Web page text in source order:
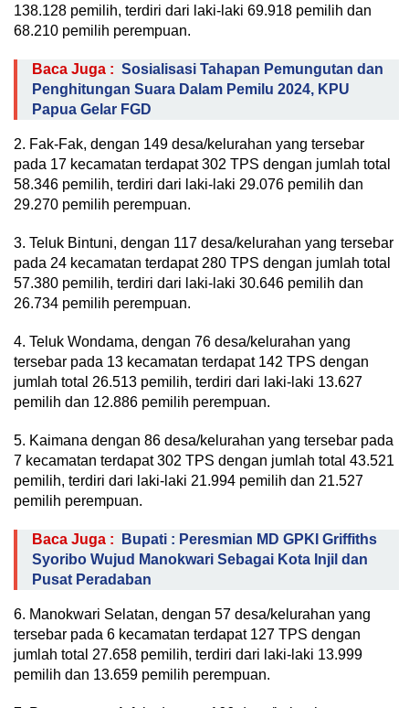
138.128 pemilih, terdiri dari laki-laki 69.918 pemilih dan
68.210 pemilih perempuan.
Baca Juga : Sosialisasi Tahapan Pemungutan dan
Penghitungan Suara Dalam Pemilu 2024, KPU
Papua Gelar FGD
2. Fak-Fak, dengan 149 desa/kelurahan yang tersebar
pada 17 kecamatan terdapat 302 TPS dengan jumlah total
58.346 pemilih, terdiri dari laki-laki 29.076 pemilih dan
29.270 pemilih perempuan.
3. Teluk Bintuni, dengan 117 desa/kelurahan yang tersebar
pada 24 kecamatan terdapat 280 TPS dengan jumlah total
57.380 pemilih, terdiri dari laki-laki 30.646 pemilih dan
26.734 pemilih perempuan.
4. Teluk Wondama, dengan 76 desa/kelurahan yang
tersebar pada 13 kecamatan terdapat 142 TPS dengan
jumlah total 26.513 pemilih, terdiri dari laki-laki 13.627
pemilih dan 12.886 pemilih perempuan.
5. Kaimana dengan 86 desa/kelurahan yang tersebar pada
7 kecamatan terdapat 302 TPS dengan jumlah total 43.521
pemilih, terdiri dari laki-laki 21.994 pemilih dan 21.527
pemilih perempuan.
Baca Juga :
Bupati : Peresmian MD GPKI Griffiths
Syoribo Wujud Manokwari Sebagai Kota Injil dan
Pusat Peradaban
6. Manokwari Selatan, dengan 57 desa/kelurahan yang
tersebar pada 6 kecamatan terdapat 127 TPS dengan
jumlah total 27.658 pemilih, terdiri dari laki-laki 13.999
pemilih dan 13.659 pemilih perempuan.